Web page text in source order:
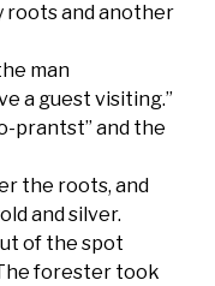
roots and another
man
a guest visiting.”
prantst” and the
the roots, and
and silver.
of the spot
forester took